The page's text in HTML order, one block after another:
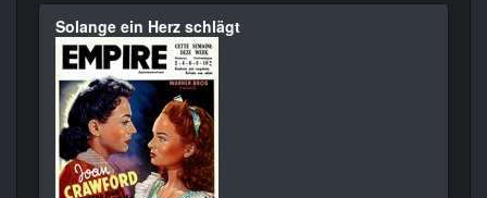
Solange ein Herz schlägt